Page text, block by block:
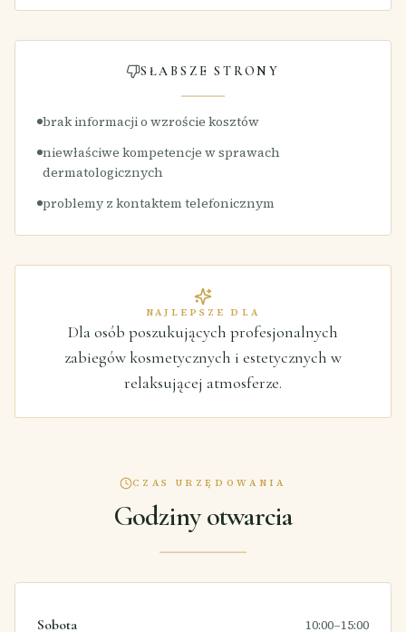
SŁABSZE STRONY
brak informacji o wzroście kosztów
niewłaściwe kompetencje w sprawach
dermatologicznych
problemy z kontaktem telefonicznym
NAJLEPSZE DLA
Dla osób poszukujących profesjonalnych
zabiegów kosmetycznych i estetycznych w
relaksującej atmosferze.
CZAS URZĘDOWANIA
Godziny otwarcia
Sobota 10:00–15:00